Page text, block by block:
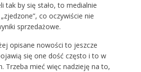
tak by się stało, to medialnie
co oczywiście nie
sprzedażowe.
opisane nowości to jeszcze
się one dość często i to w
Trzeba mieć więc nadzieję na to,